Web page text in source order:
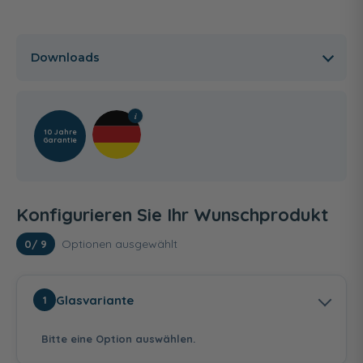
Downloads
10 Jahre
Garantie
Konfigurieren Sie Ihr Wunschprodukt
0/ 9 Optionen ausgewählt
1 Glasvariante
Bitte eine Option auswählen.